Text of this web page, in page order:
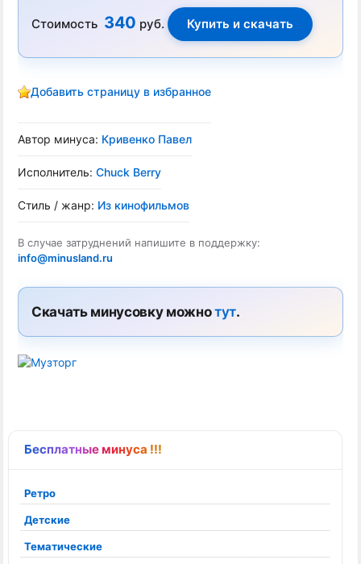
Бесплатные минуса !!!
Ретро
Детские
Тематические
Стоимость 340 руб.
Добавить страницу в избранное
Автор минуса: Кривенко Павел
Исполнитель: Chuck Berry
Стиль / жанр: Из кинофильмов
В случае затруднений напишите в поддержку:
info@minusland.ru
Скачать минусовку можнотут.